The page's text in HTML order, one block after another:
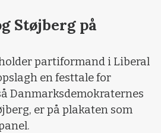
Støjberg på
partiformand i Liberal
en festtale for
Danmarksdemokraternes
er på plakaten som